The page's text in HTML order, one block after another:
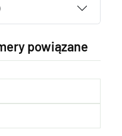
powiązane